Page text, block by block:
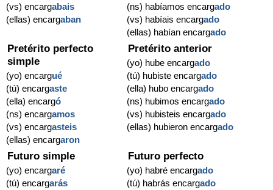
(vs) encargabais
(ellas) encargaban
(ns) habíamos encargado
(vs) habíais encargado
(ellas) habían encargado
Pretérito perfecto
simple
(yo) encargué
(tú) encargaste
(ella) encargó
(ns) encargamos
(vs) encargasteis
(ellas) encargaron
Pretérito anterior
(yo) hube encargado
(tú) hubiste encargado
(ella) hubo encargado
(ns) hubimos encargado
(vs) hubisteis encargado
(ellas) hubieron encargado
Futuro simple
(yo) encargaré
(tú) encargarás
Futuro perfecto
(yo) habré encargado
(tú) habrás encargado